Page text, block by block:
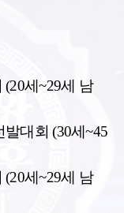
세~29세 남
대회 (30세~45
세~29세 남